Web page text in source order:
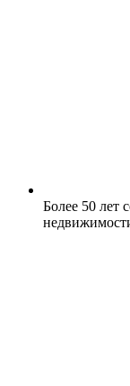
Более 50 лет